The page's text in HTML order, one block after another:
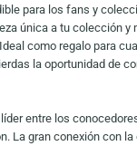
para los fans y
única a tu colección y
como regalo para
la oportunidad de
entre los
La gran conexión con la